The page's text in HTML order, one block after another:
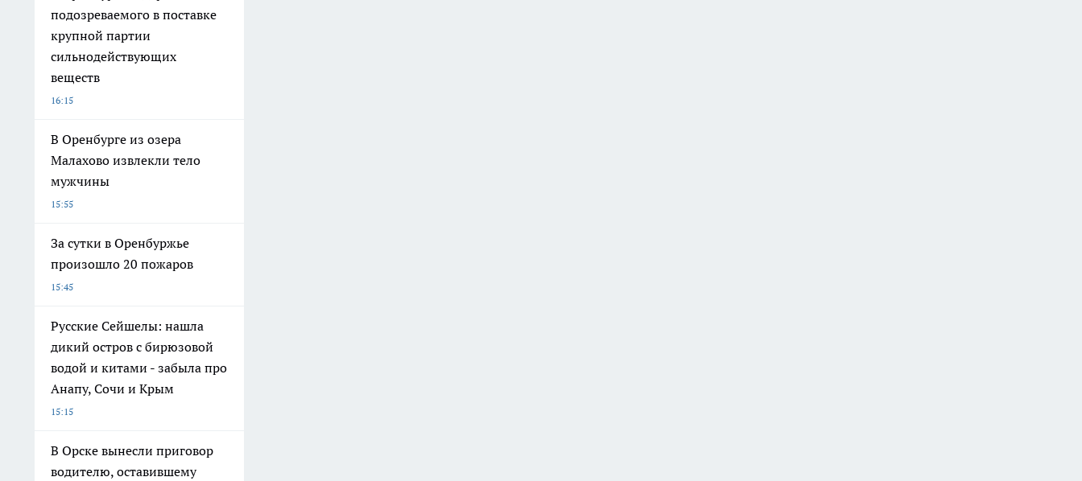
подозреваемого в поставке
крупной партии
сильнодействующих
веществ
16:15
В Оренбурге из озера
Малахово извлекли тело
мужчины
15:55
За сутки в Оренбуржье
произошло 20 пожаров
15:45
Русские Сейшелы: нашла
дикий остров с бирюзовой
водой и китами - забыла про
Анапу, Сочи и Крым
15:15
В Орске вынесли приговор
водителю, оставившему